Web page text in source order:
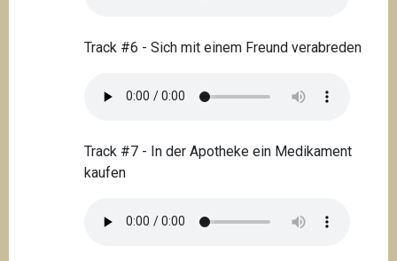
Track #6 - Sich mit einem Freund verabreden
Track #7 - In der Apotheke ein Medikament
kaufen